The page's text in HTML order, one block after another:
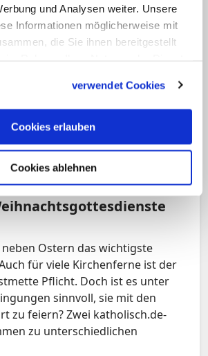
und Analysen weiter. Unsere
Informationen möglicherweise mit
die Sie ihnen bereitgestellt
verwendet Cookies
Cookies erlauben
Cookies ablehnen
oder solidarischer Verzicht?
In der Corona-
Ostern das wichtigste
für viele Kirchenferne ist der
Pflicht. Doch ist es unter
sinnvoll, sie mit den
zu feiern? Zwei katholisch.de-
zu unterschiedlichen